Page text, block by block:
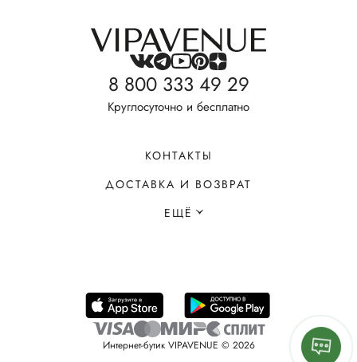
8 800 333 49 29
Круглосуточно и бесплатно
КОНТАКТЫ
ДОСТАВКА И ВОЗВРАТ
ЕЩЁ
Интернет-бутик VIPAVENUE © 2026